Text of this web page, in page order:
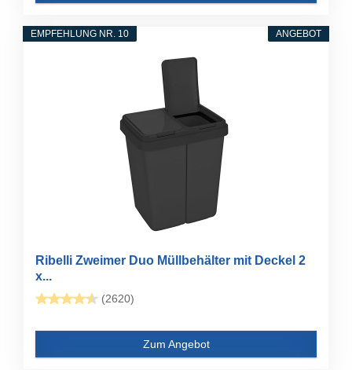
ANGEBOT
EMPFEHLUNG NR. 10
Ribelli Zweimer Duo Müllbehälter mit Deckel 2
x...
(2620)
Zum Angebot